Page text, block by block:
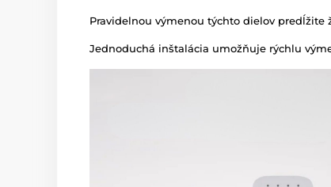
Pravidelnou výmenou týchto dielov
Jednoduchá inštalácia umožňuje rýchlu